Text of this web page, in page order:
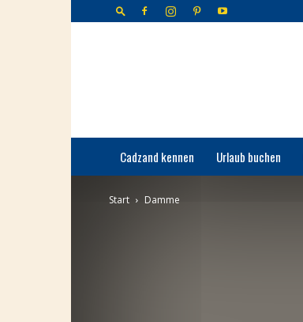
Cadzand kennen Urlaub buchen
Start Damme